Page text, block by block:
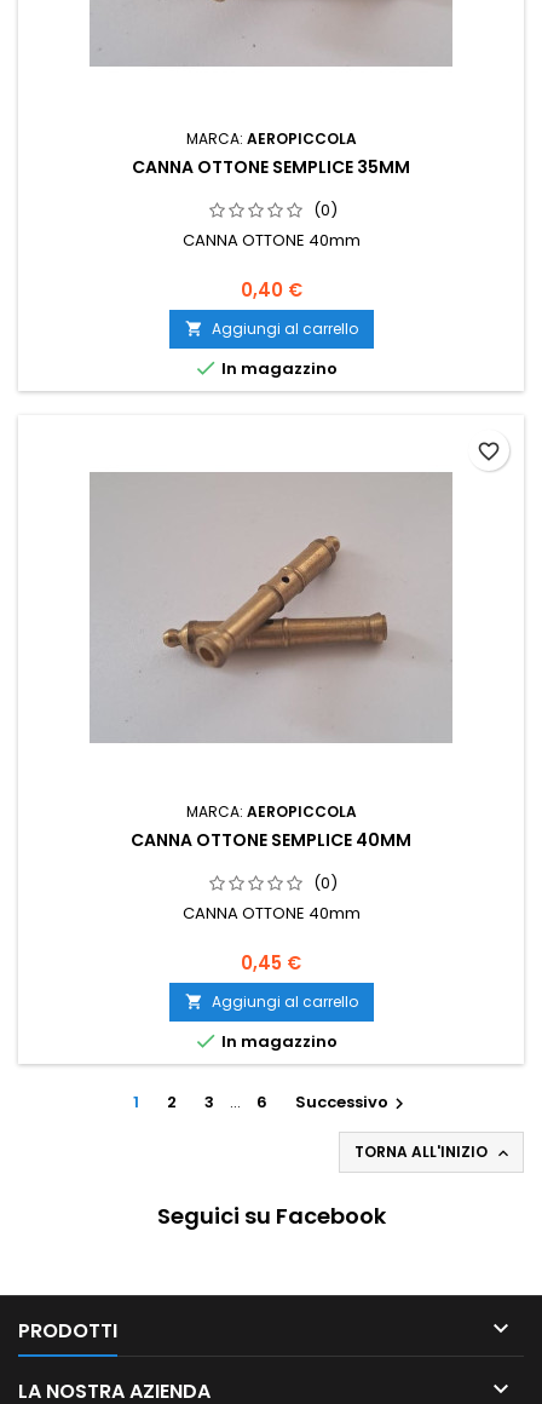
MARCA: AEROPICCOLA
CANNA OTTONE SEMPLICE 35MM
(0)
CANNA OTTONE 40mm
0,40 €
 Aggiungi al carrello
 In magazzino
MARCA: AEROPICCOLA
CANNA OTTONE SEMPLICE 40MM
(0)
CANNA OTTONE 40mm
0,45 €
 Aggiungi al carrello
 In magazzino
favorite_border
1 2 3 … 6 Successivo 
TORNA ALL'INIZIO 
Seguici su Facebook
PRODOTTI 
LA NOSTRA AZIENDA 